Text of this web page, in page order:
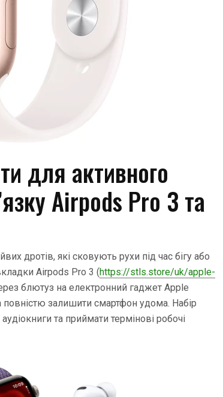
для активного
Airpods Pro 3 та
дротів, які сковують рухи під час бігу або
Airpods Pro 3 (https://stls.store/uk/apple-
блютуз на електронний гаджет Apple
залишити смартфон удома. Набір
та приймати термінові робочі